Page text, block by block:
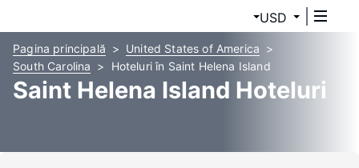
USD
Pagina principală
United States of America
South Carolina
Hoteluri în Saint Helena Island
Saint Helena Island Hoteluri